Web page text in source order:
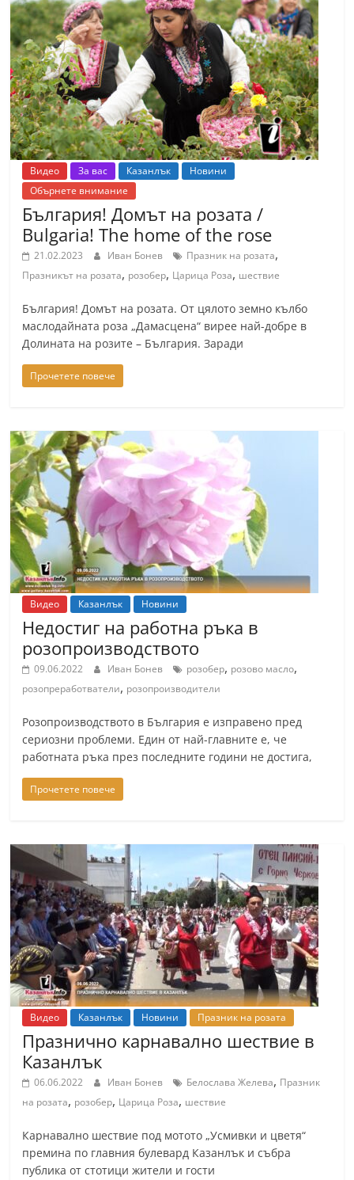
С
т
а
р
а
З
а
г
о
р
а
–
k
a
z
a
n
l
k
.
i
n
f
o
,
k
a
a
a
k
b
i
f
o
,
g
a
l
l
e
r
y
k
a
Видео За вас Казанлък
Новини
Обърнете внимание
България! Домът на розата /
Bulgaria! The home of the rose
21.02.2023 Иван Бонев Празник на розата,
Празникът на розата, розобер, Царица Роза, шествие
България! Домът на розата. От цялото земно кълбо
маслодайната роза „Дамасцена“ вирее най-добре в
Долината на розите – България. Заради
Прочетете повече
Видео Казанлък Новини
Недостиг на работна ръка в
розопроизводството
09.06.2022 Иван Бонев розобер, розово масло,
розопреработватели, розопроизводители
Розопроизводството в България е изправено пред
сериозни проблеми. Един от най-главните е, че
работната ръка през последните години не достига,
Прочетете повече
Видео Казанлък Новини Празник на розата
Празнично карнавално шествие в
Казанлък
06.06.2022 Иван Бонев Белослава Желева, Празник
на розата, розобер, Царица Роза, шествие
Карнавално шествие под мотото „Усмивки и цветя“
премина по главния булевард Казанлък и събра
публика от стотици жители и гости